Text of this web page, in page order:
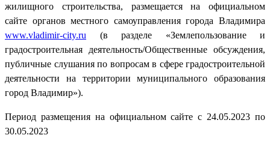
жилищного строительства, размещается на официальном
сайте органов местного самоуправления города Владимира
www.vladimir-city.ru (в разделе «Землепользование и
градостроительная деятельность/Общественные обсуждения,
публичные слушания по вопросам в сфере градостроительной
деятельности на территории муниципального образования
город Владимир»).
Период размещения на официальном сайте с 24.05.2023 по
30.05.2023